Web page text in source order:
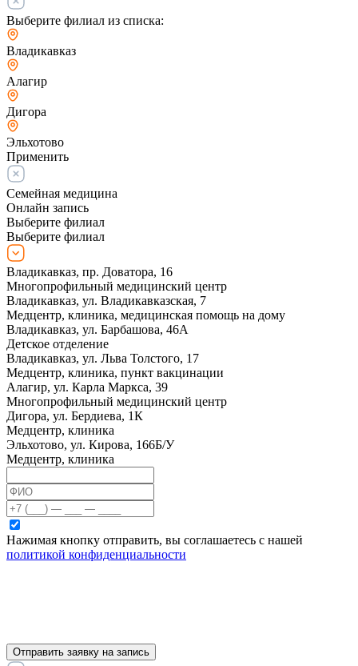
Выберите филиал из списка:
Владикавказ
Алагир
Дигора
Эльхотово
Применить
Семейная медицина
Онлайн запись
Выберите филиал
Выберите филиал
Владикавказ, пр. Доватора, 16
Многопрофильный медицинский центр
Владикавказ, ул. Владикавказская, 7
Медцентр, клиника, медицинская помощь на дому
Владикавказ, ул. Барбашова, 46А
Детское отделение
Владикавказ, ул. Льва Толстого, 17
Медцентр, клиника, пункт вакцинации
Алагир, ул. Карла Маркса, 39
Многопрофильный медицинский центр
Дигора, ул. Бердиева, 1К
Медцентр, клиника
Эльхотово, ул. Кирова, 166Б/У
Медцентр, клиника
Нажимая кнопку отправить, вы соглашаетесь с нашей
политикой конфиденциальности
Отправить заявку на запись